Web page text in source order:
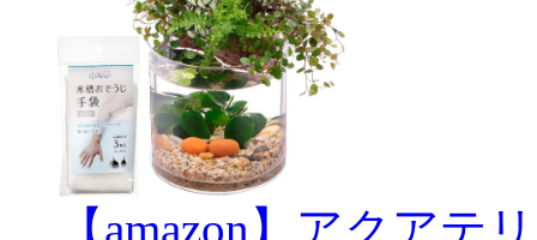
【amazon】アクアテ